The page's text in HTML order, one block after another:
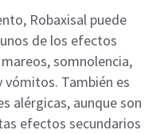
Robaxisal puede
de los efectos
somnolencia,
vómitos. También es
alérgicas, aunque son
efectos secundarios